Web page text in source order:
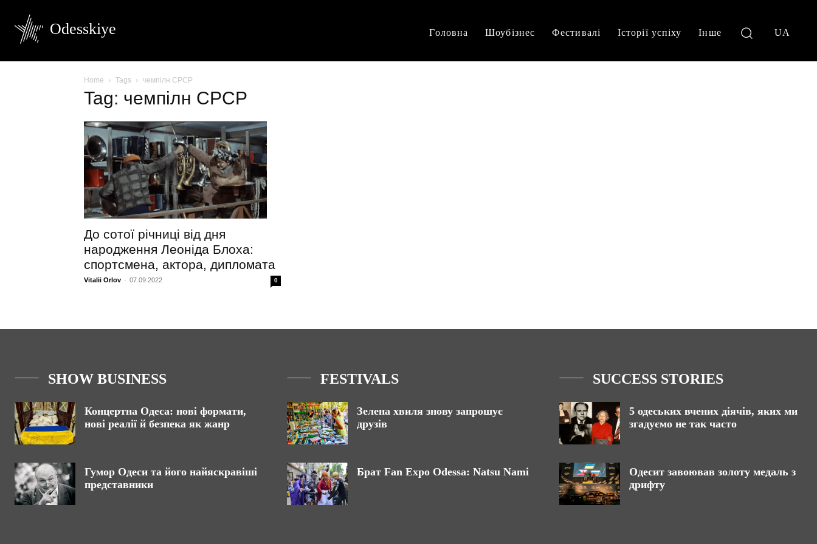
Odesskiye Головна Шоубізнес Фестивалі Історії успіху Інше UA
Home Tags чемпілн СРСР
Tag: чемпілн СРСР
До сотої річниці від дня
народження Леоніда Блоха:
спортсмена, актора, дипломата
Vitalii Orlov - 07.09.2022 0
SHOW BUSINESS
Концертна Одеса: нові формати,
нові реалії й безпека як жанр
Гумор Одеси та його найяскравіші
представники
FESTIVALS
Зелена хвиля знову запрошує
друзів
Брат Fan Expo Odessa: Natsu Nami
SUCCESS STORIES
5 одеських вчених діячів, яких ми
згадуємо не так часто
Одесит завоював золоту медаль з
дрифту